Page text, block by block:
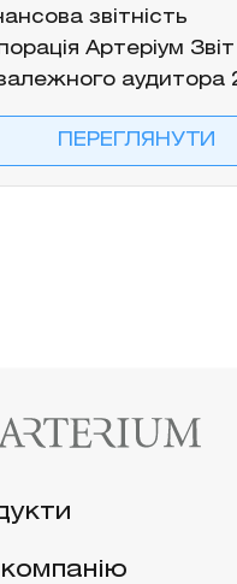
звітність
Артеріум Звіт
аудитора
ПЕРЕГЛЯНУТИ